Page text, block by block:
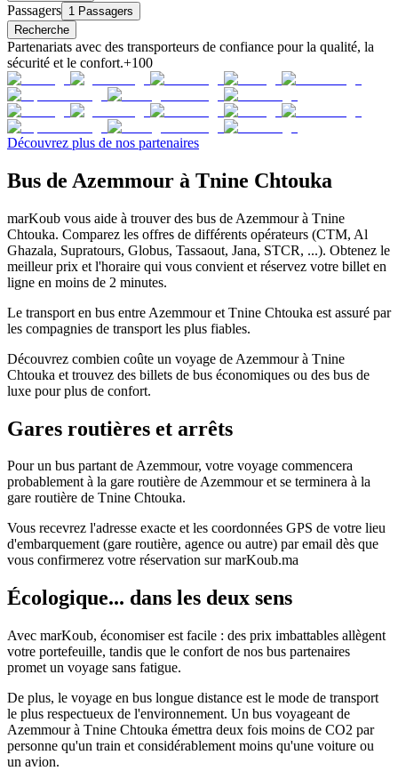
Passagers 1 Passagers
Recherche
Partenariats avec des transporteurs de confiance pour la qualité, la
sécurité et le confort.+100
Découvrez plus de nos partenaires
Bus de Azemmour à Tnine Chtouka
marKoub vous aide à trouver des bus de Azemmour à Tnine
Chtouka. Comparez les offres de différents opérateurs (CTM, Al
Ghazala, Supratours, Globus, Tassaout, Jana, STCR, ...). Obtenez le
meilleur prix et l'horaire qui vous convient et réservez votre billet en
ligne en moins de 2 minutes.
Le transport en bus entre Azemmour et Tnine Chtouka est assuré par
les compagnies de transport les plus fiables.
Découvrez combien coûte un voyage de Azemmour à Tnine
Chtouka et trouvez des billets de bus économiques ou des bus de
luxe pour plus de confort.
Gares routières et arrêts
Pour un bus partant de Azemmour, votre voyage commencera
probablement à la gare routière de Azemmour et se terminera à la
gare routière de Tnine Chtouka.
Vous recevrez l'adresse exacte et les coordonnées GPS de votre lieu
d'embarquement (gare routière, agence ou autre) par email dès que
vous confirmerez votre réservation sur marKoub.ma
Écologique... dans les deux sens
Avec marKoub, économiser est facile : des prix imbattables allègent
votre portefeuille, tandis que le confort de nos bus partenaires
promet un voyage sans fatigue.
De plus, le voyage en bus longue distance est le mode de transport
le plus respectueux de l'environnement. Un bus voyageant de
Azemmour à Tnine Chtouka émettra deux fois moins de CO2 par
personne qu'un train et considérablement moins qu'une voiture ou
un avion.